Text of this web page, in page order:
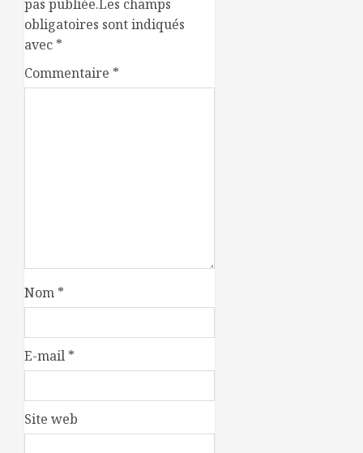
pas publiée.Les champs
obligatoires sont indiqués
avec *
Commentaire *
Nom *
E-mail *
Site web